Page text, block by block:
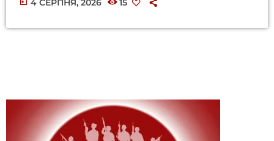
4 СЕРПНЯ, 2026 15